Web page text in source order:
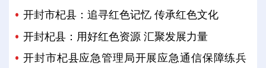
开封市杞县：追寻红色记忆 传承红色文化
开封杞县：用好红色资源 汇聚发展力量
开封市杞县应急管理局开展应急通信保障练兵